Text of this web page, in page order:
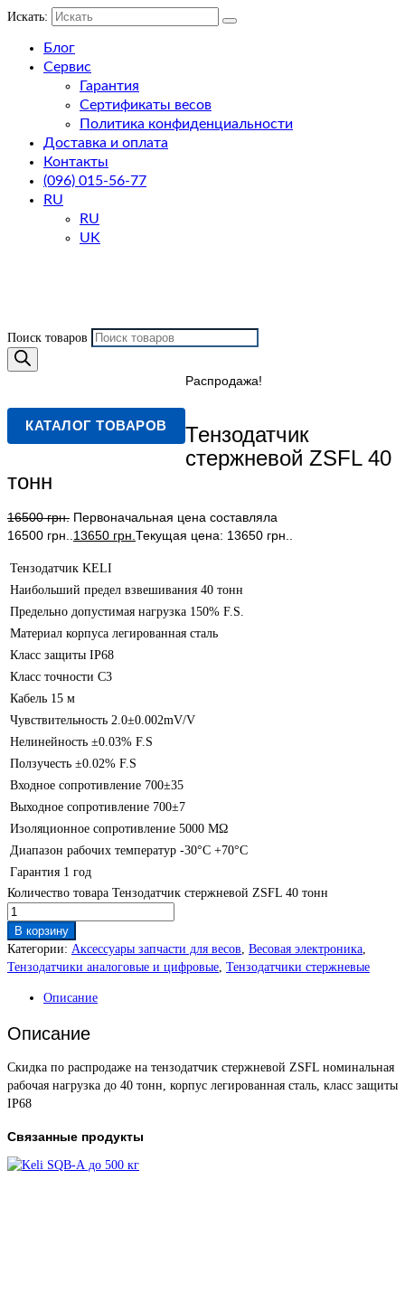
Искать:
Блог
Сервис
Гарантия
Сертификаты весов
Политика конфиденциальности
Доставка и оплата
Контакты
(096) 015-56-77
RU
RU
UK
Поиск товаров
КАТАЛОГ ТОВАРОВ
Распродажа!
Тензодатчик
стержневой ZSFL 40
тонн
16500грн. Первоначальная цена составляла
16500 грн.. 13650 грн. Текущая цена: 13650 грн..
Тензодатчик KELI
Наибольший предел взвешивания 40 тонн
Предельно допустимая нагрузка 150% F.S.
Материал корпуса легированная сталь
Класс защиты IP68
Класс точности С3
Кабель 15 м
Чувствительность 2.0±0.002mV/V
Нелинейность ±0.03% F.S
Ползучесть ±0.02% F.S
Входное сопротивление 700±35
Выходное сопротивление 700±7
Изоляционное сопротивление 5000 МΩ
Диапазон рабочих температур -30°C +70°C
Гарантия 1 год
Количество товара Тензодатчик стержневой ZSFL 40 тонн
В корзину
Категории: Аксессуары запчасти для весов, Весовая электроника,
Тензодатчики аналоговые и цифровые, Тензодатчики стержневые
Описание
Описание
Скидка по распродаже на тензодатчик стержневой ZSFL номинальная
рабочая нагрузка до 40 тонн, корпус легированная сталь, класс защиты
IP68
Связанные продукты